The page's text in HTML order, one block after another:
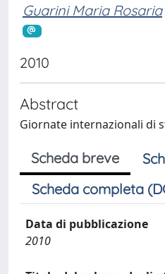
Guarini Maria Rosaria
2010
Abstract
Giornate internazionali di
Scheda breve
Scheda completa
Data di pubblicazione
2010